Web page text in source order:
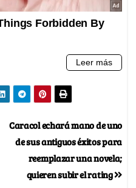
Caracol echará mano de uno
de sus antiguos éxitos para
reemplazar una novela;
quieren subir el rating